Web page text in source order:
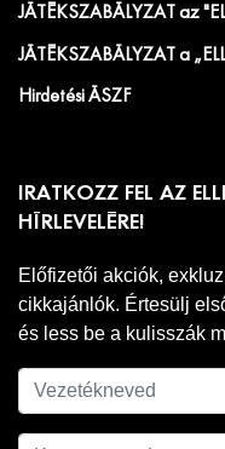
JÁTÉKSZABÁLYZAT az
JÁTÉKSZABÁLYZAT a
Hirdetési ÁSZF
IRATKOZZ FEL AZ
HÍRLEVELÉRE!
Előfizetői akciók,
cikkajánlók. Értesülj
és less be a kulisszák